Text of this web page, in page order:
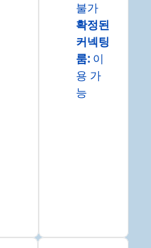
불가
확정된
커넥팅
룸: 이
용 가
능